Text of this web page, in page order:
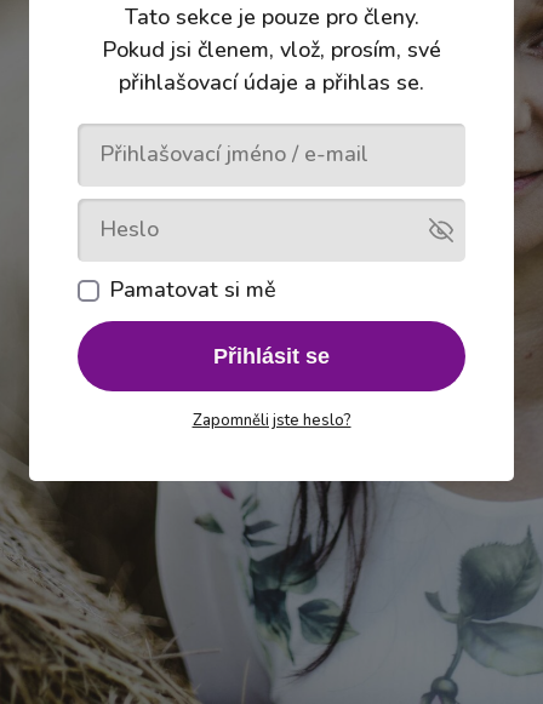
Tato sekce je pouze pro členy.
Pokud jsi členem, vlož, prosím, své
přihlašovací údaje a přihlas se.
Pamatovat si mě
Přihlásit se
Zapomněli jste heslo?